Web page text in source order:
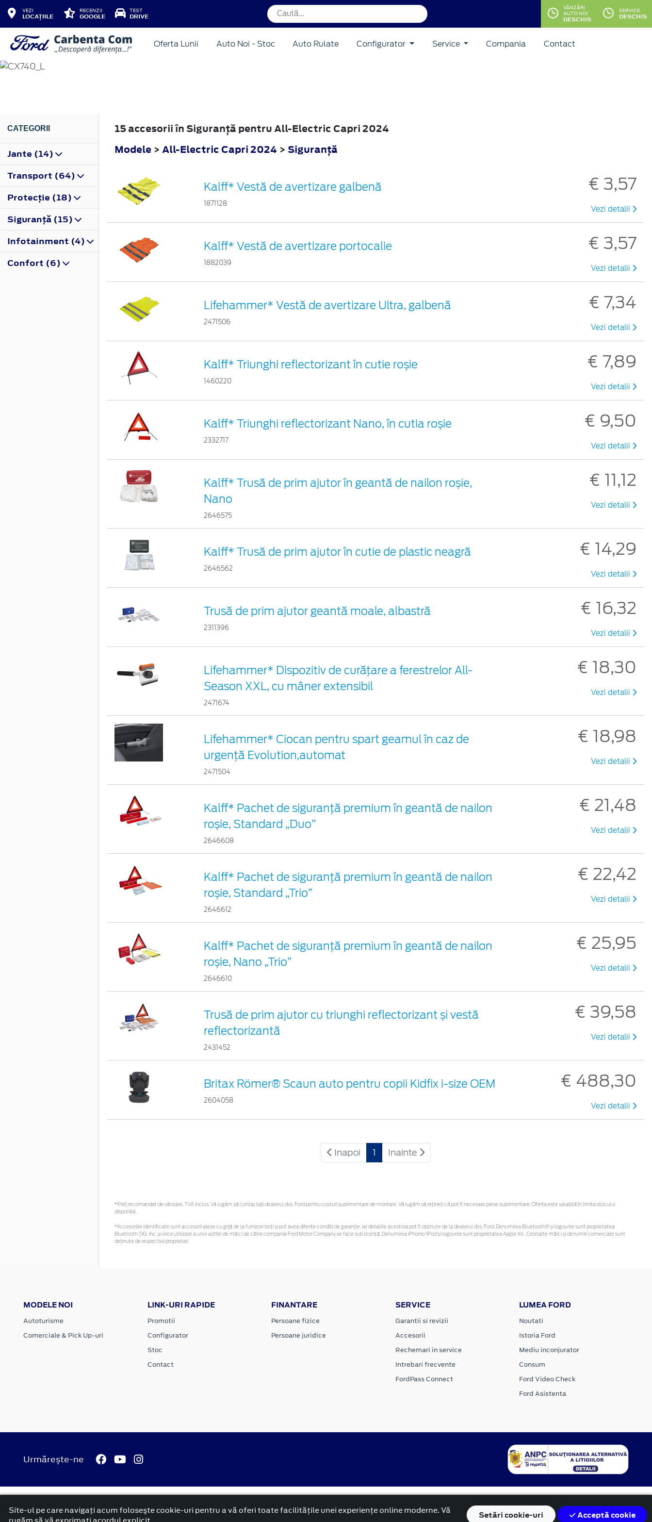
VEZI
LOCAȚIILE
RECENZII
GOOGLE
TEST
DRIVE
VÂNZĂRI
AUTO NOI
DESCHIS
SERVICE
DESCHIS
Oferta Lunii Auto Noi - Stoc Auto Rulate Configurator Service Compania Contact
ALL-ELECTRIC CAPRI
CATEGORII
Jante (14)
Transport (64)
Protecţie (18)
Siguranţă (15)
Infotainment (4)
Confort (6)
15 accesorii în Siguranţă pentru All-Electric Capri 2024
Modele > All-Electric Capri 2024 > Siguranţă
Kalff* Vestă de avertizare galbenă
1871128
€ 3,57
Vezi detalii
Kalff* Vestă de avertizare portocalie
1882039
€ 3,57
Vezi detalii
Lifehammer* Vestă de avertizare Ultra, galbenă
2471506
€ 7,34
Vezi detalii
Kalff* Triunghi reflectorizant în cutie roșie
1460220
€ 7,89
Vezi detalii
Kalff* Triunghi reflectorizant Nano, în cutia roșie
2332717
€ 9,50
Vezi detalii
Kalff* Trusă de prim ajutor în geantă de nailon roșie,
Nano
2646575
€ 11,12
Vezi detalii
Kalff* Trusă de prim ajutor în cutie de plastic neagră
2646562
€ 14,29
Vezi detalii
Trusă de prim ajutor geantă moale, albastră
2311396
€ 16,32
Vezi detalii
Lifehammer* Dispozitiv de curățare a ferestrelor All-
Season XXL, cu mâner extensibil
2471674
€ 18,30
Vezi detalii
Lifehammer* Ciocan pentru spart geamul în caz de
urgenţă Evolution,automat
2471504
€ 18,98
Vezi detalii
Kalff* Pachet de siguranţă premium în geantă de nailon
roșie, Standard „Duo”
2646608
€ 21,48
Vezi detalii
Kalff* Pachet de siguranţă premium în geantă de nailon
roșie, Standard „Trio”
2646612
€ 22,42
Vezi detalii
Kalff* Pachet de siguranţă premium în geantă de nailon
roșie, Nano „Trio”
2646610
€ 25,95
Vezi detalii
Trusă de prim ajutor cu triunghi reflectorizant și vestă
reflectorizantă
2431452
€ 39,58
Vezi detalii
Britax Römer® Scaun auto pentru copii Kidfix i-size OEM
2604058
€ 488,30
Vezi detalii
Inapoi 1 Inainte
*Preţ recomandat de vânzare, TVA inclus. Vă rugăm să contactaţi dealerul dvs. Ford pentru costuri suplimentare de montare. Vă rugăm să rețineți că pot fi necesare piese suplimentare. Oferta este valabilă în limita stocului
disponibil.
*Accesoriile identificate sunt accesorii alese cu grijă de la furnizori terți și pot avea diferite condiții de garanție, iar detaliile acestora pot fi obținute de la dealerul dvs. Ford. Denumirea Bluetooth® și logourile sunt proprietatea
Bluetooth SIG, Inc. și orice utilizare a unor astfel de mărci de către compania Ford Motor Company se face sub licență. Denumirea iPhone/iPod și logourile sunt proprietatea Apple Inc. Celelalte mărci și denumiri comerciale sunt
deținute de respectivii proprietari
MODELE NOI
Autoturisme
Comerciale & Pick Up-uri
LINK-URI RAPIDE
Promotii
Configurator
Stoc
Contact
FINANTARE
Persoane fizice
Persoane juridice
SERVICE
Garantii si revizii
Accesorii
Rechemari in service
Intrebari frecvente
FordPass Connect
LUMEA FORD
Noutati
Istoria Ford
Mediu inconjurator
Consum
Ford Video Check
Ford Asistenta
Urmărește-ne
platformă dezvoltată de Workleto
Site-ul pe care navigați acum foloseşte cookie-uri pentru a vă oferi toate facilitățile unei experiențe online moderne. Vă
Setăricookie-uri Acceptă cookie